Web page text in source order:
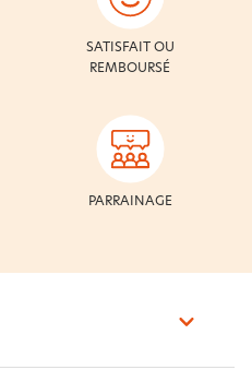
SATISFAIT OU
REMBOURSÉ
PARRAINAGE